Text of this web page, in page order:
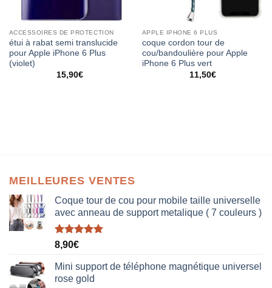
ACCESSOIRES DE PROTECTION
étui à rabat semi translucide
pour Apple iPhone 6 Plus
(violet)
15,90€
APPLE IPHONE 6 PLUS
coque cordon tour de
cou/bandoulière pour Apple
iPhone 6 Plus vert
11,50€
MEILLEURES VENTES
Coque tour de cou pour mobile taille universelle
avec anneau de support metalique ( 7 couleurs )
Note5.00
8,90€
Mini support de téléphone magnétique universel
rose gold